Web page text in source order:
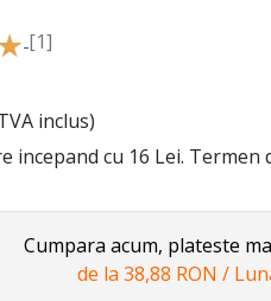
[1]
inclus)
incepand cu 16 Lei. Termen
Cumpara acum, plateste
de la 38,88 RON /